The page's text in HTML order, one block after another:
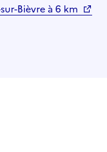
Bièvre à 6 km